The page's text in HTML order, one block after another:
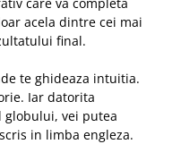
acela dintre cei mai
final.
te ghideaza intuitia.
Iar datorita
vei putea
in limba engleza.